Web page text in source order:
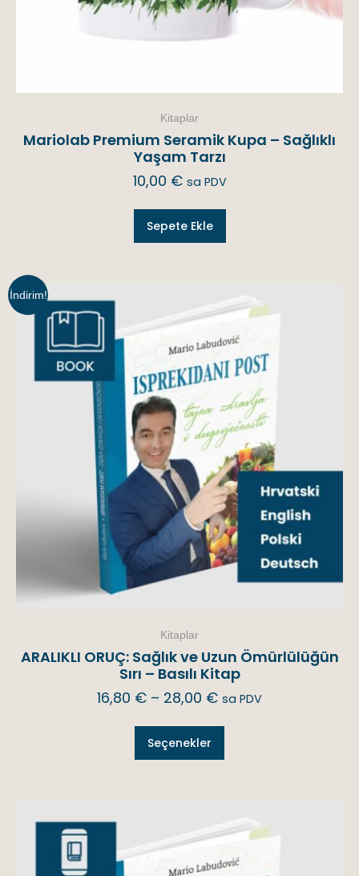
Kitaplar
Mariolab Premium Seramik Kupa – Sağlıklı
Yaşam Tarzı
10,00 € sa PDV
Sepete Ekle
İndirim!
Kitaplar
ARALIKLI ORUÇ: Sağlık ve Uzun Ömürlülüğün
Sırı – Basılı Kitap
16,80 € – 28,00 € sa PDV
Seçenekler